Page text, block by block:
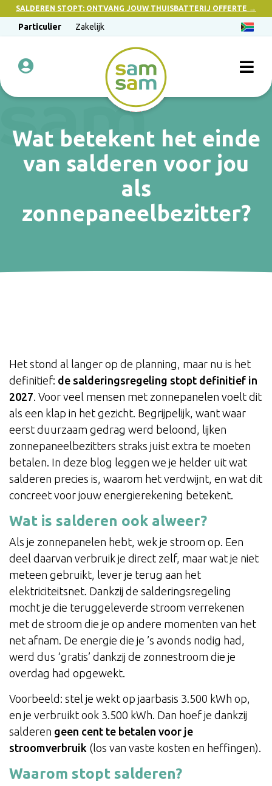
SALDEREN STOPT: ONTVANG JOUW THUISBATTERIJ OFFERTE →
Particulier Zakelijk
Wat betekent het einde
van salderen voor jou
als
zonnepaneelbezitter?
Het stond al langer op de planning, maar nu is het
definitief: de salderingsregeling stopt definitief in
2027. Voor veel mensen met zonnepanelen voelt dit
als een klap in het gezicht. Begrijpelijk, want waar
eerst duurzaam gedrag werd beloond, lijken
zonnepaneelbezitters straks juist extra te moeten
betalen. In deze blog leggen we je helder uit wat
salderen precies is, waarom het verdwijnt, en wat dit
concreet voor jouw energierekening betekent.
Wat is salderen ook alweer?
Als je zonnepanelen hebt, wek je stroom op. Een
deel daarvan verbruik je direct zelf, maar wat je niet
meteen gebruikt, lever je terug aan het
elektriciteitsnet. Dankzij de salderingsregeling
mocht je die teruggeleverde stroom verrekenen
met de stroom die je op andere momenten van het
net afnam. De energie die je ’s avonds nodig had,
werd dus ‘gratis’ dankzij de zonnestroom die je
overdag had opgewekt.
Voorbeeld: stel je wekt op jaarbasis 3.500 kWh op,
en je verbruikt ook 3.500 kWh. Dan hoef je dankzij
salderen geen cent te betalen voor je
stroomverbruik (los van vaste kosten en heffingen).
Waarom stopt salderen?